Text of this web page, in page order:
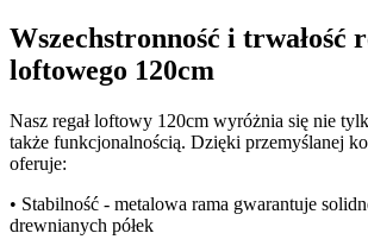
Wszechstronność i trwałość
loftowego 120cm
Nasz regał loftowy 120cm wyróżnia się nie
także funkcjonalnością. Dzięki przemyślanej
oferuje:
• Stabilność - metalowa rama gwarantuje
drewnianych półek